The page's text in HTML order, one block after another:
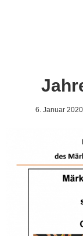
6. Januar 2020